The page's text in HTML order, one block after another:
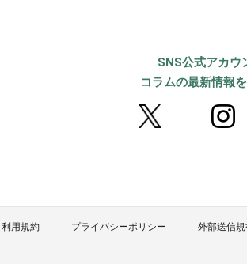
SNS公式アカウ
コラムの最新情報
利用規約 プライバシーポリシー 外部送信